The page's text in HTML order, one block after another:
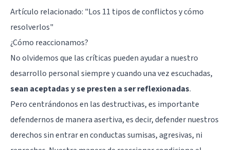
Artículo relacionado: "Los 11 tipos de conflictos y cómo
resolverlos"
¿Cómo reaccionamos?
No olvidemos que las críticas pueden ayudar a nuestro
desarrollo personal siempre y cuando una vez escuchadas,
sean aceptadas y se presten a ser reflexionadas.
Pero centrándonos en las destructivas, es importante
defendernos de manera asertiva, es decir, defender nuestros
derechos sin entrar en conductas sumisas, agresivas, ni